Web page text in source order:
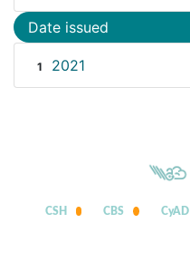
Date issued
1 2021
CSH CBS CyAD